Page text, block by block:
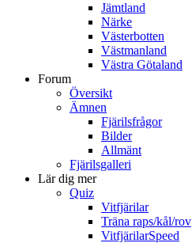
Jämtland
Närke
Västerbotten
Västmanland
Västra Götaland
Forum
Översikt
Ämnen
Fjärilsfrågor
Bilder
Allmänt
Fjärilsgalleri
Lär dig mer
Quiz
Vitfjärilar
Träna raps/kål/rov
VitfjärilarSpeed